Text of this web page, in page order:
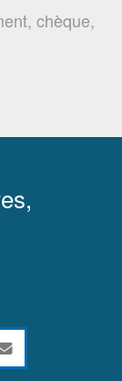
chèque,